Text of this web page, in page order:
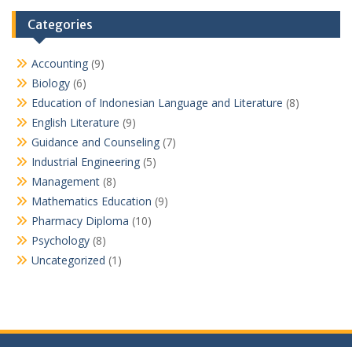
Categories
Accounting (9)
Biology (6)
Education of Indonesian Language and Literature (8)
English Literature (9)
Guidance and Counseling (7)
Industrial Engineering (5)
Management (8)
Mathematics Education (9)
Pharmacy Diploma (10)
Psychology (8)
Uncategorized (1)